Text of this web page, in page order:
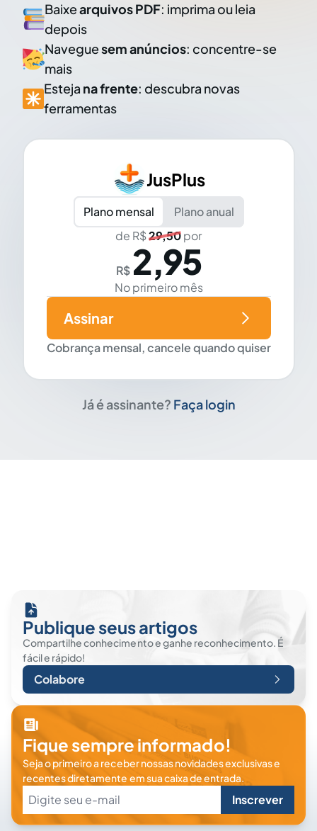
Baixearquivos PDF: imprima ou leia
depois
Naveguesem anúncios: concentre-se
mais
Esteja na frente: descubra novas
ferramentas
JusPlus
Plano mensal
Plano anual
de R$29,50por
R$ 2,95
No primeiro mês
Cobrança mensal, cancele quando quiser
Assinar
Já é assinante? Faça login
Publique seus artigos
Compartilhe conhecimento e ganhe reconhecimento. É
fácil e rápido!
Colabore
Fique sempre informado!
Seja o primeiro a receber nossas novidades exclusivas e
recentes diretamente em sua caixa de entrada.
Inscrever